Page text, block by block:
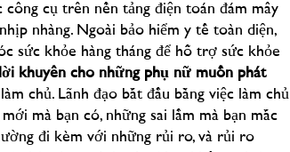
cụ trên nền tảng điện toán đám mây
nhàng. Ngoài bảo hiểm y tế toàn diện,
sức khỏe hàng tháng để hỗ trợ sức khỏe
khuyên cho những phụ nữ muốn phát
chủ. Lãnh đạo bắt đầu bằng việc làm chủ
mà bạn có, những sai lầm mà bạn mắc
đi kèm với những rủi ro, và rủi ro